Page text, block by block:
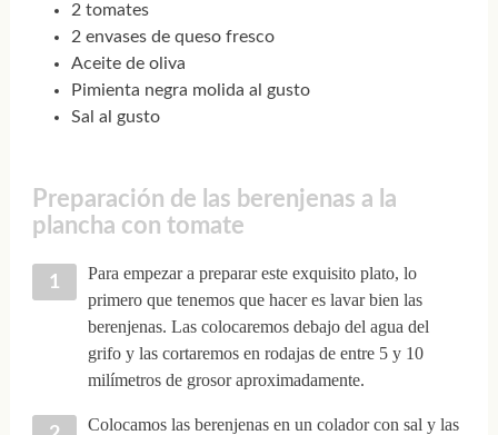
2 tomates
2 envases de queso fresco
Aceite de oliva
Pimienta negra molida al gusto
Sal al gusto
Preparación de las berenjenas a la
plancha con tomate
Para empezar a preparar este exquisito plato, lo
primero que tenemos que hacer es lavar bien las
berenjenas. Las colocaremos debajo del agua del
grifo y las cortaremos en rodajas de entre 5 y 10
milímetros de grosor aproximadamente.
Colocamos las berenjenas en un colador con sal y las